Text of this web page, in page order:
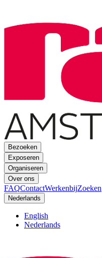
Bezoeken
Exposeren
Organiseren
Over ons
FAQContactWerkenbijZoeken
Nederlands
English
Nederlands